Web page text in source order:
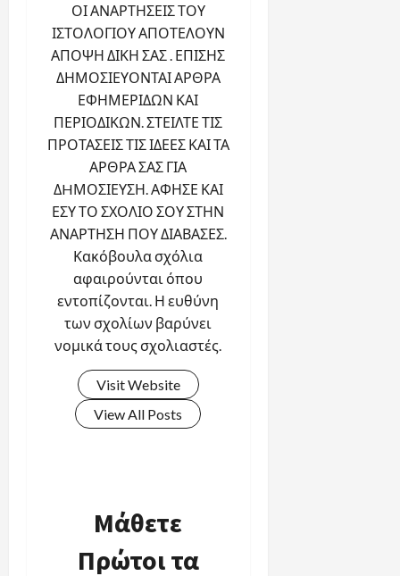
ΟΙ ΑΝΑΡΤΗΣΕΙΣ ΤΟΥ
ΙΣΤΟΛΟΓΙΟΥ ΑΠΟΤΕΛΟΥΝ
ΑΠΟΨΗ ΔΙΚΗ ΣΑΣ . ΕΠΙΣΗΣ
ΔΗΜΟΣΙΕΥΟΝΤΑΙ ΑΡΘΡΑ
ΕΦΗΜΕΡΙΔΩΝ ΚΑΙ
ΠΕΡΙΟΔΙΚΩΝ. ΣΤΕΙΛΤΕ ΤΙΣ
ΠΡΟΤΑΣΕΙΣ ΤΙΣ ΙΔΕΕΣ ΚΑΙ ΤΑ
ΑΡΘΡΑ ΣΑΣ ΓΙΑ
ΔHΜΟΣΙΕΥΣΗ. ΑΦΗΣΕ ΚΑΙ
ΕΣΥ ΤΟ ΣΧΟΛΙΟ ΣΟΥ ΣΤΗΝ
ΑΝΑΡΤΗΣΗ ΠΟΥ ΔΙΑΒΑΣΕΣ.
Κακόβουλα σχόλια
αφαιρούνται όπου
εντοπίζονται. Η ευθύνη
των σχολίων βαρύνει
νομικά τους σχολιαστές.
Visit Website
View All Posts
Μάθετε
Πρώτοι τα